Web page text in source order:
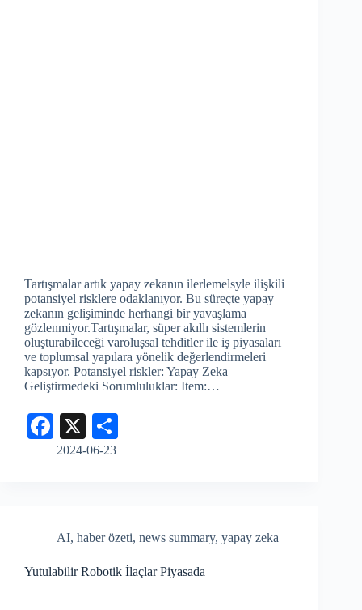
Tartışmalar artık yapay zekanın ilerlemelsyle ilişkili
potansiyel risklere odaklanıyor. Bu süreçte yapay
zekanın gelişiminde herhangi bir yavaşlama
gözlenmiyor.Tartışmalar, süper akıllı sistemlerin
oluşturabileceği varoluşsal tehditler ile iş piyasaları
ve toplumsal yapılara yönelik değerlendirmeleri
kapsıyor. Potansiyel riskler: Yapay Zeka
Geliştirmedeki Sorumluluklar: Item:…
Fa
ce
X
2024-06-23
AI, haber özeti, news summary, yapay zeka
Yutulabilir Robotik İlaçlar Piyasada